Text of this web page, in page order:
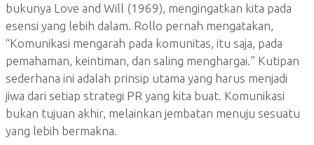
bukunya Love and Will (1969), mengingatkan kita pada
esensi yang lebih dalam. Rollo pernah mengatakan,
“Komunikasi mengarah pada komunitas, itu saja, pada
pemahaman, keintiman, dan saling menghargai.” Kutipan
sederhana ini adalah prinsip utama yang harus menjadi
jiwa dari setiap strategi PR yang kita buat. Komunikasi
bukan tujuan akhir, melainkan jembatan menuju sesuatu
yang lebih bermakna.